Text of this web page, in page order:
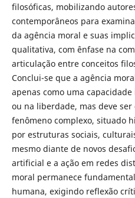
filosóficas, mobilizando
contemporâneos para
da agência moral e suas
qualitativa, com ênfase na
articulação entre conceitos
Conclui-se que a agência
apenas como uma
ou na liberdade, mas deve
fenômeno complexo, situado
por estruturas sociais,
mesmo diante de novos
artificial e a ação em redes
moral permanece
humana, exigindo reflexão